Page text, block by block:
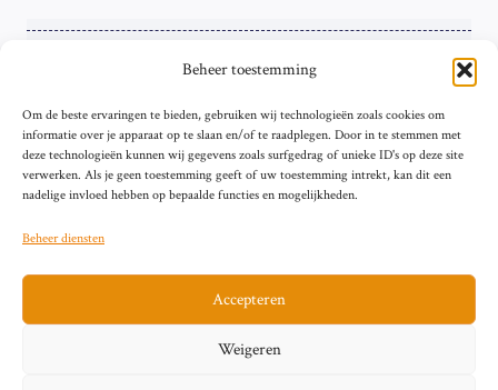
Beheer toestemming
Om de beste ervaringen te bieden, gebruiken wij technologieën zoals cookies om
informatie over je apparaat op te slaan en/of te raadplegen. Door in te stemmen met
deze technologieën kunnen wij gegevens zoals surfgedrag of unieke ID's op deze site
verwerken. Als je geen toestemming geeft of uw toestemming intrekt, kan dit een
nadelige invloed hebben op bepaalde functies en mogelijkheden.
Beheer diensten
Accepteren
Weigeren
ZAKELIJK
Hardnekkige Inflatie bij de ‘Grote Vier’
van de Eurozone
Mei 29, 2026
Sitemap Contact Privacybeleid (EU)
Impressum
Cookiebeleid (EU)